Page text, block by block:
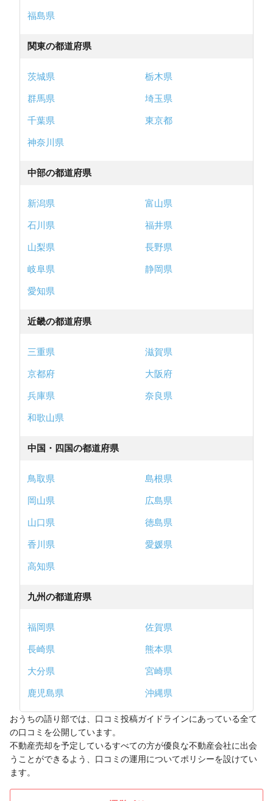
福島県
関東の都道府県
茨城県
栃木県
群馬県
埼玉県
千葉県
東京都
神奈川県
中部の都道府県
新潟県
富山県
石川県
福井県
山梨県
長野県
岐阜県
静岡県
愛知県
近畿の都道府県
三重県
滋賀県
京都府
大阪府
兵庫県
奈良県
和歌山県
中国・四国の都道府県
鳥取県
島根県
岡山県
広島県
山口県
徳島県
香川県
愛媛県
高知県
九州の都道府県
福岡県
佐賀県
長崎県
熊本県
大分県
宮崎県
鹿児島県
沖縄県
おうちの語り部では、口コミ投稿ガイドラインにあっている全て
の口コミを公開しています。
不動産売却を予定しているすべての方が優良な不動産会社に出会
うことができるよう、口コミの運用についてポリシーを設けてい
ます。